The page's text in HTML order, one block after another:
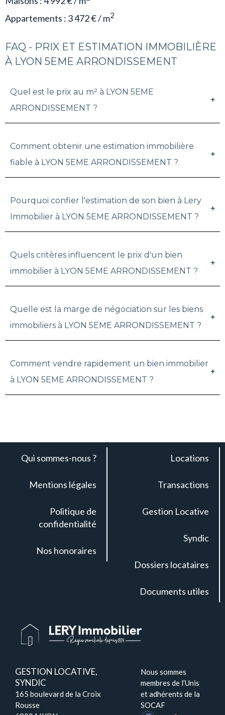
Appartements : 3 472 € / m2
FAQ - PRIX ET ESTIMATION IMMOBILIÈRE
À LYON 5EME ARRONDISSEMENT
Quel est le prix au m² à LYON 5EME
ARRONDISSEMENT ?
Comment obtenir une estimation immobilière
fiable à LYON 5EME ARRONDISSEMENT ?
Pourquoi confier l'estimation de son bien à Lery
Immobilier à LYON 5EME ARRONDISSEMENT ?
Quels critères influencent le prix d'un bien
immobilier à LYON 5EME ARRONDISSEMENT ?
Quelle est la marge de négociation sur les biens
immobiliers à LYON 5EME ARRONDISSEMENT ?
Comment vendre rapidement un bien immobilier
à LYON 5EME ARRONDISSEMENT ?
Qui sommes-nous ?
Mentions légales
Politique de
confidentialité
Nos honoraires
Locations
Transactions
Gestion Locative
Syndic
Dossiers locataires
Documents utiles
GESTION LOCATIVE,
SYNDIC
165 boulevard de la Croix
Rousse
Nous sommes
membres de l’Unis
et adhérents de la
SOCAF